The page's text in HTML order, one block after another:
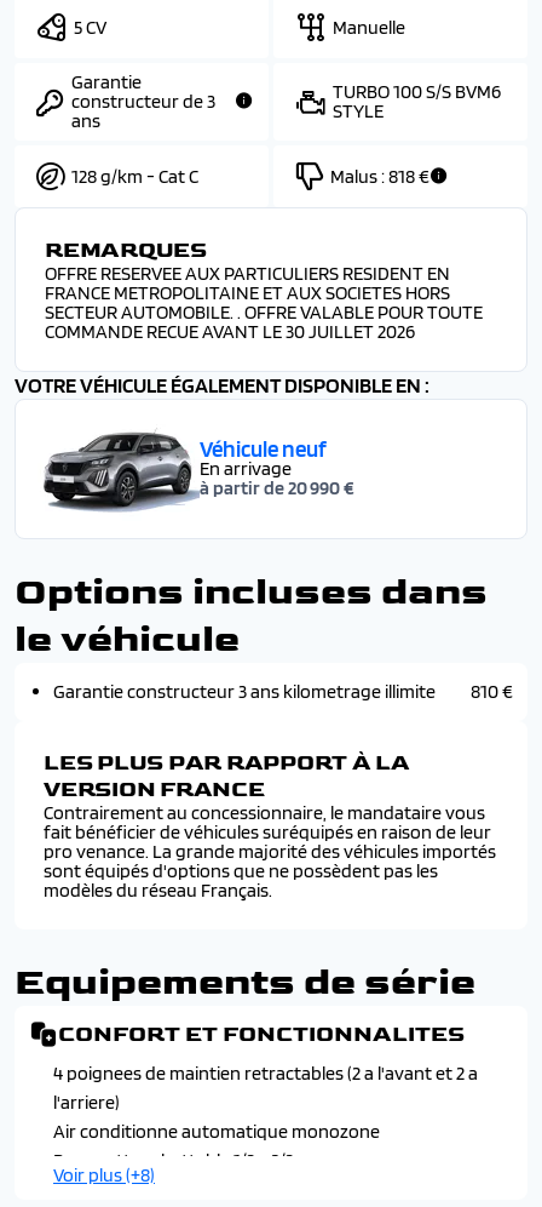
5 CV Manuelle
Garantie
constructeur de 3
ans
TURBO 100 S/S BVM6
STYLE
128 g/km - Cat C Malus :818 €
REMARQUES
OFFRE RESERVEE AUX PARTICULIERS RESIDENT EN
FRANCE METROPOLITAINE ET AUX SOCIETES HORS
SECTEUR AUTOMOBILE. . OFFRE VALABLE POUR TOUTE
COMMANDE RECUE AVANT LE 30 JUILLET 2026
VOTRE VÉHICULE ÉGALEMENT DISPONIBLE EN :
Véhicule neuf
En arrivage
à partir de 20 990 €
Options incluses dans
le véhicule
Garantie constructeur 3 ans kilometrage illimite 810 €
LES PLUS PAR RAPPORT À LA
VERSION FRANCE
Contrairement au concessionnaire, le mandataire vous
fait bénéficier de véhicules suréquipés en raison de leur
pro venance. La grande majorité des véhicules importés
sont équipés d'options que ne possèdent pas les
modèles du réseau Français.
Equipements de série
CONFORT ET FONCTIONNALITES
4 poignees de maintien retractables (2 a l'avant et 2 a
l'arriere)
Air conditionne automatique monozone
Banquette rabattable 1/3 - 2/3
Console basse avec frein de stationnement mecanique
Voir plus (+8)